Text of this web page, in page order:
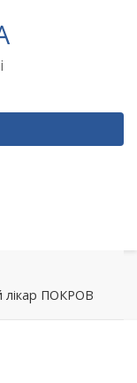
лікар ПОКРОВ